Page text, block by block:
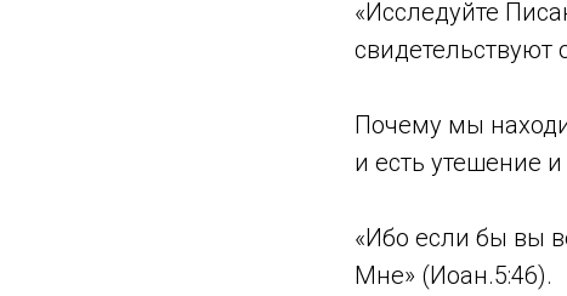
«Исследуйте
свидетельствуют
Почему мы
и есть утешение
«Ибо если бы вы
Мне» (Иоан.5:46).